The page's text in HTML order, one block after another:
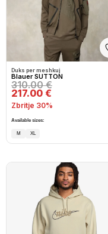
Duks per meshkuj
Blauer SUTTON
310.00 €
217.00 €
Zbritje 30%
Available sizes:
M XL